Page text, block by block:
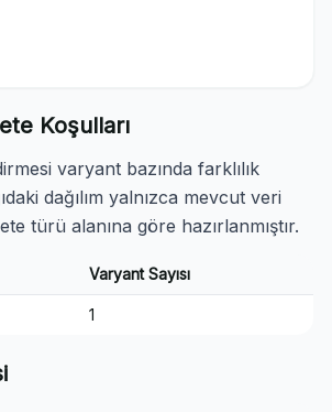
Koşulları
varyant bazında farklılık
dağılım yalnızca mevcut veri
türü alanına göre hazırlanmıştır.
Varyant Sayısı
1